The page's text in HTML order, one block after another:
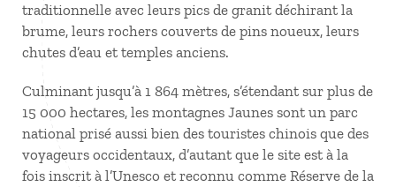
traditionnelle avec leurs pics de granit déchirant la
brume, leurs rochers couverts de pins noueux, leurs
chutes d’eau et temples anciens.
Culminant jusqu’à 1 864 mètres, s’étendant sur plus de
15 000 hectares, les montagnes Jaunes sont un parc
national prisé aussi bien des touristes chinois que des
voyageurs occidentaux, d’autant que le site est à la
fois inscrit à l’Unesco et reconnu comme Réserve de la